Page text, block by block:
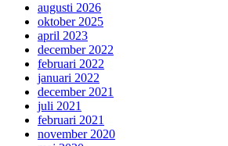
augusti 2026
oktober 2025
april 2023
december 2022
februari 2022
januari 2022
december 2021
juli 2021
februari 2021
november 2020